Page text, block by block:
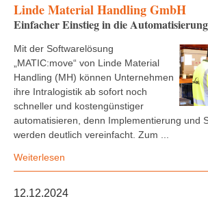
Linde Material Handling GmbH
Einfacher Einstieg in die Automatisierung
Mit der Softwarelösung
„MATIC:move“ von Linde Material
Handling (MH) können Unternehmen
ihre Intralogistik ab sofort noch
schneller und kostengünstiger
automatisieren, denn Implementierung und
werden deutlich vereinfacht. Zum ...
Weiterlesen
12.12.2024